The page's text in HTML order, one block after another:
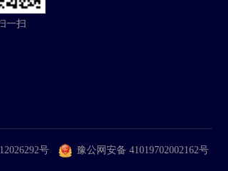
一扫
号 豫公网安备 41019702002162号